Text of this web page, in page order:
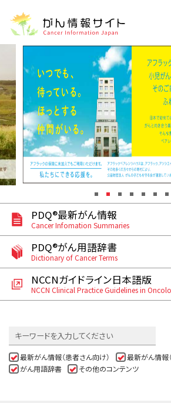
About Cancer Information Japan
ご利用規約
プライバシーポリシー
お問い合わせ
寄附・協賛のお願い
寄附・協賛一覧
関連リンク
がんの種類
Cancer Types
脳神経
眼
頭頸部
乳腺
消化管
肝胆膵
泌尿器
婦人科
皮膚
骨軟部
造血器
AIDs関連
胚細胞
内分
原発
小児
補完
最新がん情報
Summaries
治療（成人）
支持療法と緩和ケア
スクリーニング（検診）
予防
遺伝学的情報
統合、代替、補完療法
がん用語辞書
お知らせ一覧
News
サイト内検索
PDQ®最新がん情報
Cancer Infomation Summaries
PDQ®がん用語辞書
Dictionary of Cancer Terms
NCCNガイドライン日本語版
NCCN Clinical Practice Guidelines in
最新がん情報（患者さん向け）
最新がん情報
がん用語辞書
その他のコンテンツ